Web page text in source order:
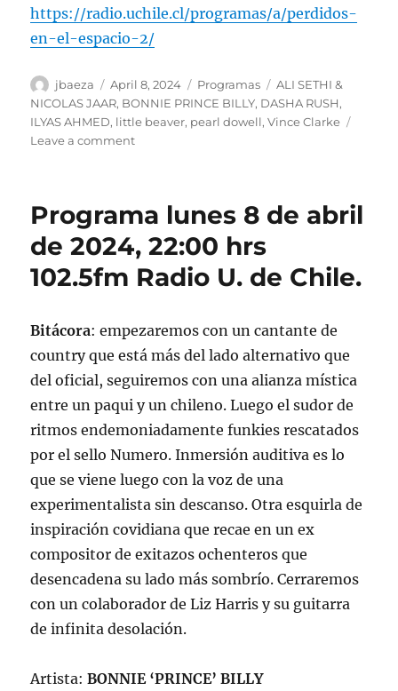
https://radio.uchile.cl/programas/a/perdidos-
en-el-espacio-2/
Author
jbaeza
Posted
on
April 8, 2024 Categories
Programas Tags
ALI SETHI &
NICOLAS JAAR, BONNIE PRINCE BILLY, DASHA RUSH,
ILYAS AHMED, little beaver, pearl dowell,Vince Clarke
Leave a commenton
8
abril
de
2024
Programa lunes 8 de abril
de 2024, 22:00 hrs
102.5fm Radio U. de Chile.
Bitácora: empezaremos con un cantante de
country que está más del lado alternativo que
del oficial, seguiremos con una alianza mística
entre un paqui y un chileno. Luego el sudor de
ritmos endemoniadamente funkies rescatados
por el sello Numero. Inmersión auditiva es lo
que se viene luego con la voz de una
experimentalista sin descanso. Otra esquirla de
inspiración covidiana que recae en un ex
compositor de exitazos ochenteros que
desencadena su lado más sombrío. Cerraremos
con un colaborador de Liz Harris y su guitarra
de infinita desolación.
Artista:BONNIE ‘PRINCE’ BILLY